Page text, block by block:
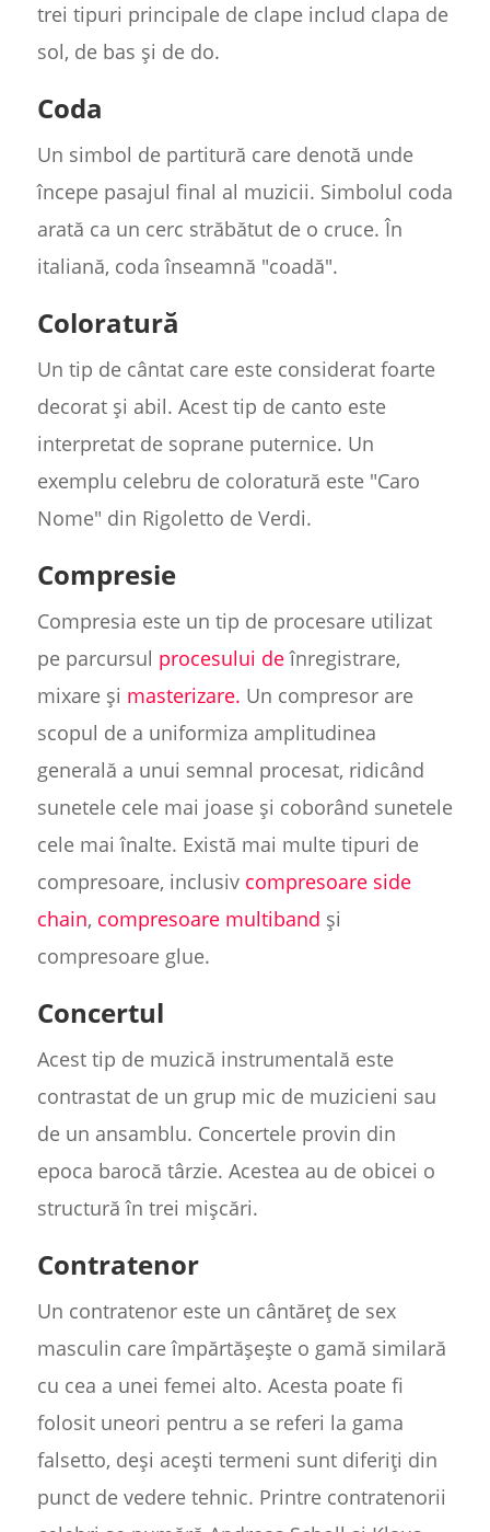
trei tipuri principale de clape includ clapa de
sol, de bas și de do.
Coda
Un simbol de partitură care denotă unde
începe pasajul final al muzicii. Simbolul coda
arată ca un cerc străbătut de o cruce. În
italiană, coda înseamnă "coadă".
Coloratură
Un tip de cântat care este considerat foarte
decorat și abil. Acest tip de canto este
interpretat de soprane puternice. Un
exemplu celebru de coloratură este "Caro
Nome" din Rigoletto de Verdi.
Compresie
Compresia este un tip de procesare utilizat
pe parcursul procesului deînregistrare,
mixare și masterizare. Un compresor are
scopul de a uniformiza amplitudinea
generală a unui semnal procesat, ridicând
sunetele cele mai joase și coborând sunetele
cele mai înalte. Există mai multe tipuri de
compresoare, inclusiv compresoare side
chain, compresoare multiband și
compresoare glue.
Concertul
Acest tip de muzică instrumentală este
contrastat de un grup mic de muzicieni sau
de un ansamblu. Concertele provin din
epoca barocă târzie. Acestea au de obicei o
structură în trei mișcări.
Contratenor
Un contratenor este un cântăreț de sex
masculin care împărtășește o gamă similară
cu cea a unei femei alto. Acesta poate fi
folosit uneori pentru a se referi la gama
falsetto, deși acești termeni sunt diferiți din
punct de vedere tehnic. Printre contratenorii